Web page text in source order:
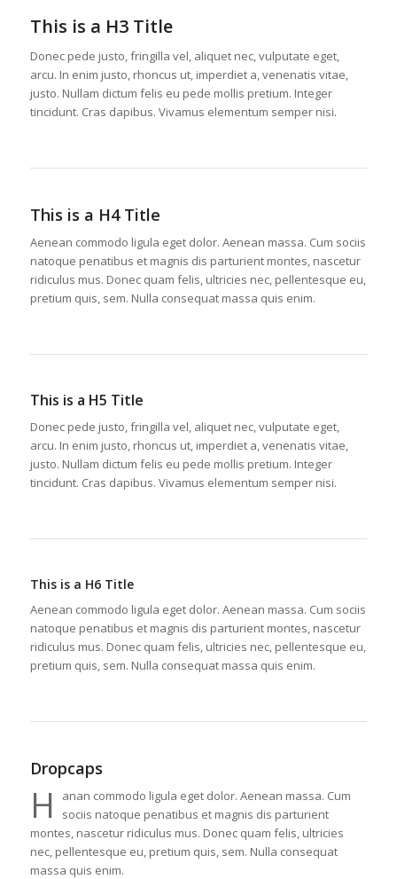
This is a H3 Title
Donec pede justo, fringilla vel, aliquet nec, vulputate eget,
arcu. In enim justo, rhoncus ut, imperdiet a, venenatis vitae,
justo. Nullam dictum felis eu pede mollis pretium. Integer
tincidunt. Cras dapibus. Vivamus elementum semper nisi.
This is a H4 Title
Aenean commodo ligula eget dolor. Aenean massa. Cum sociis
natoque penatibus et magnis dis parturient montes, nascetur
ridiculus mus. Donec quam felis, ultricies nec, pellentesque eu,
pretium quis, sem. Nulla consequat massa quis enim.
This is a H5 Title
Donec pede justo, fringilla vel, aliquet nec, vulputate eget,
arcu. In enim justo, rhoncus ut, imperdiet a, venenatis vitae,
justo. Nullam dictum felis eu pede mollis pretium. Integer
tincidunt. Cras dapibus. Vivamus elementum semper nisi.
This is a H6 Title
Aenean commodo ligula eget dolor. Aenean massa. Cum sociis
natoque penatibus et magnis dis parturient montes, nascetur
ridiculus mus. Donec quam felis, ultricies nec, pellentesque eu,
pretium quis, sem. Nulla consequat massa quis enim.
Dropcaps
H
anan commodo ligula eget dolor. Aenean massa. Cum
sociis natoque penatibus et magnis dis parturient
montes, nascetur ridiculus mus. Donec quam felis, ultricies
nec, pellentesque eu, pretium quis, sem. Nulla consequat
massa quis enim.